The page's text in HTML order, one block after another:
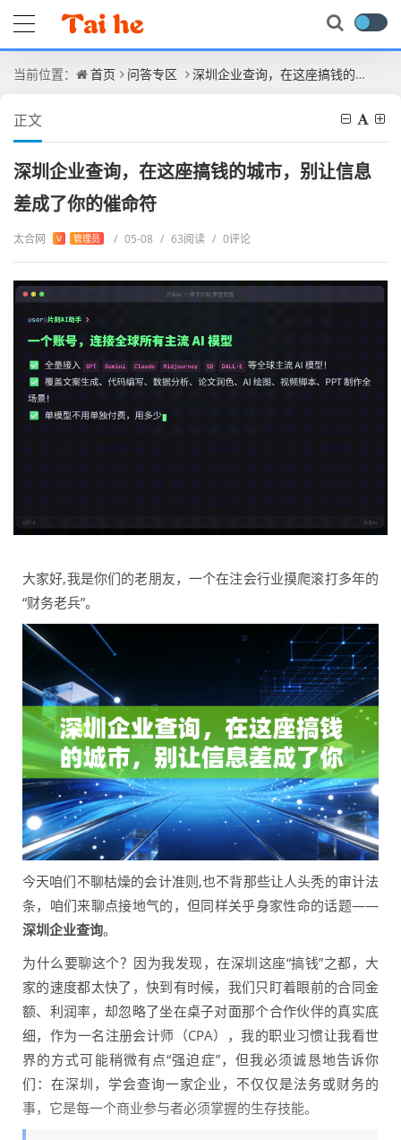
当前位置： 首页 问答专区 深圳企业查询，在这座搞钱的城市，别让信息差成了你的催命符
正文
深圳企业查询，在这座搞钱的城市，别让信息
差成了你的催命符
太合网 V 管理员 / 05-08 / 63阅读 / 0评论
大家好,我是你们的老朋友，一个在注会行业摸爬滚打多年的
“财务老兵”。
今天咱们不聊枯燥的会计准则,也不背那些让人头秃的审计法
条，咱们来聊点接地气的，但同样关乎身家性命的话题——
深圳企业查询。
为什么要聊这个？因为我发现，在深圳这座“搞钱”之都，大
家的速度都太快了，快到有时候，我们只盯着眼前的合同金
额、利润率，却忽略了坐在桌子对面那个合作伙伴的真实底
细，作为一名注册会计师（CPA），我的职业习惯让我看世
界的方式可能稍微有点“强迫症”，但我必须诚恳地告诉你
们：在深圳，学会查询一家企业，不仅仅是法务或财务的
事，它是每一个商业参与者必须掌握的生存技能。